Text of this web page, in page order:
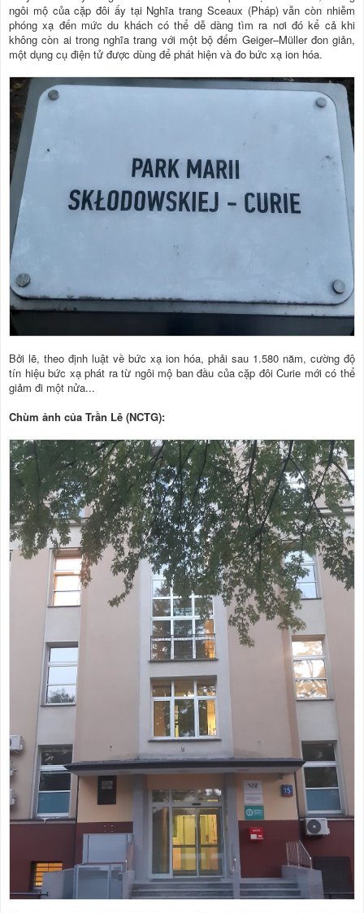
ngôi mộ của cặp đôi ấy tại Nghĩa trang Sceaux (Pháp) vẫn còn nhiễm
phóng xạ đến mức du khách có thể dễ dàng tìm ra nơi đó kể cả khi
không còn ai trong nghĩa trang với một bộ đếm Geiger–Müller đon giản,
một dụng cụ điện tử được dùng để phát hiện và đo bức xạ ion hóa.
Bởi lẽ, theo định luật về bức xạ ion hóa, phải sau 1.580 năm, cường độ
tín hiệu bức xạ phát ra từ ngôi mộ ban đầu của cặp đôi Curie mới có thể
giảm đi một nửa...
Chùm ảnh của Trần Lê (NCTG):